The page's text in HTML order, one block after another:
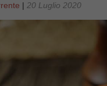
| 20 Luglio 2020